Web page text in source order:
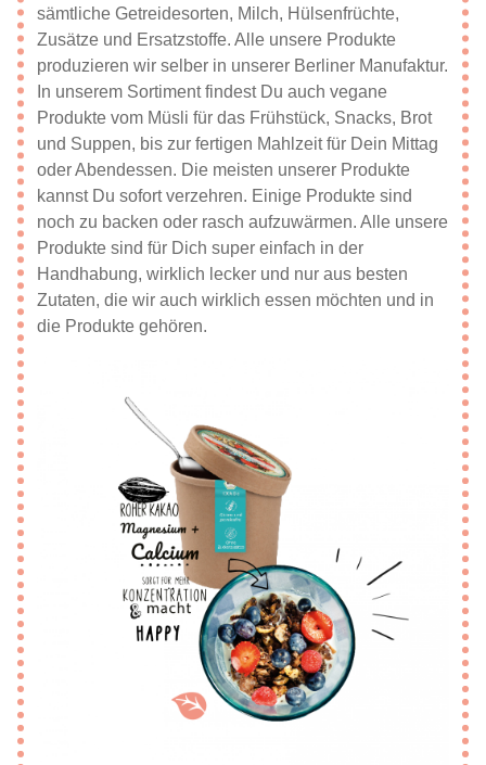
sämtliche Getreidesorten, Milch, Hülsenfrüchte,
Zusätze und Ersatzstoffe. Alle unsere Produkte
produzieren wir selber in unserer Berliner Manufaktur.
In unserem Sortiment findest Du auch vegane
Produkte vom Müsli für das Frühstück, Snacks, Brot
und Suppen, bis zur fertigen Mahlzeit für Dein Mittag
oder Abendessen. Die meisten unserer Produkte
kannst Du sofort verzehren. Einige Produkte sind
noch zu backen oder rasch aufzuwärmen. Alle unsere
Produkte sind für Dich super einfach in der
Handhabung, wirklich lecker und nur aus besten
Zutaten, die wir auch wirklich essen möchten und in
die Produkte gehören.